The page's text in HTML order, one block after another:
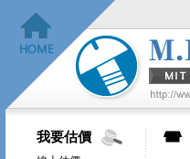
我要估價